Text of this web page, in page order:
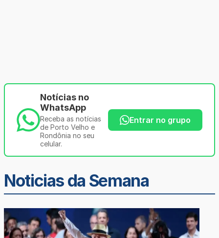
Notícias no
WhatsApp
Receba as notícias
de Porto Velho e
Rondônia no seu
celular.
Entrar no grupo
Noticias da Semana